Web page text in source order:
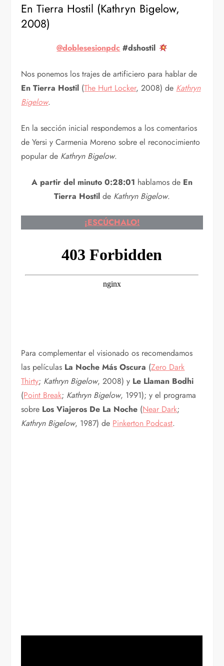
En Tierra Hostil (Kathryn Bigelow,
2008)
@doblesesionpdc #dshostil
Nos ponemos los trajes de artificiero para hablar de
En Tierra Hostil (The Hurt Locker, 2008) de Kathryn
Bigelow.
En la sección inicial respondemos a los comentarios
de Yersi y Carmenia Moreno sobre el reconocimiento
popular de Kathryn Bigelow.
A partir del minuto 0:28:01 hablamos de En
Tierra Hostil de Kathryn Bigelow.
¡ESCÚCHALO!
Para complementar el visionado os recomendamos
las películas La Noche Más Oscura (Zero Dark
Thirty; Kathryn Bigelow, 2008) y Le Llaman Bodhi
(Point Break; Kathryn Bigelow, 1991); y el programa
sobre Los Viajeros De La Noche (Near Dark;
Kathryn Bigelow, 1987) de Pinkerton Podcast.